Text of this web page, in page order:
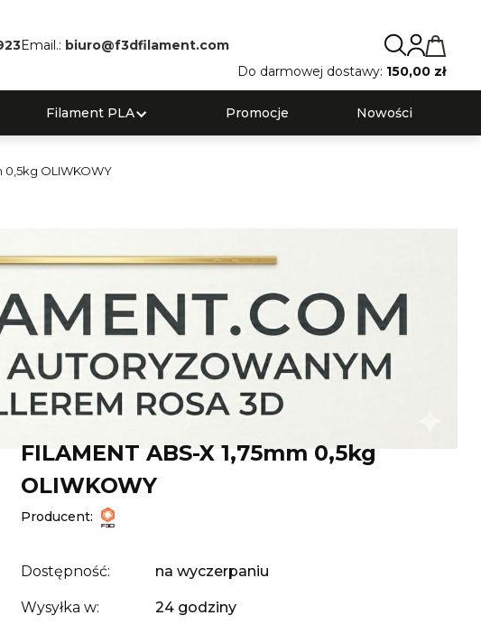
Email.: biuro@f3dfilament.com
Do darmowej dostawy: 150,00 zł
Filament PLA Promocje Nowości
0,5kg OLIWKOWY
FILAMENT ABS-X 1,75mm 0,5kg
OLIWKOWY
Producent:
Dostępność: na wyczerpaniu
Wysyłka w: 24 godziny